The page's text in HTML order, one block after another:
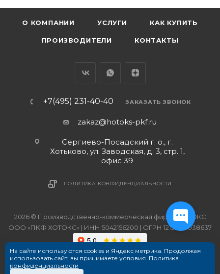
О КОМПАНИИ УСЛУГИ КАК КУПИТЬ
ПРОИЗВОДИТЕЛИ КОНТАКТЫ
+7(495) 231-40-40 ЗАКАЗАТЬ ЗВОНОК
zakaz@hotoks-pkf.ru
Сергиево-Посадский г. о., г.
Хотьково, ул. Заводская, д. 3, стр. 1,
офис 39
ПОЛИТИКА КОНФИДЕНЦИАЛЬНОСТИ
2026 © Производственно-коммерческая фирма ХОТОКС
ООО «ПКФ ХОТОКС» | ИНН 5042156200 | ОГРН 1215000038637
На сайте используются cookies и Яндекс метрика. Продолжая
использовать сайт, вы принимаете условия. Политика
конфиденциальности